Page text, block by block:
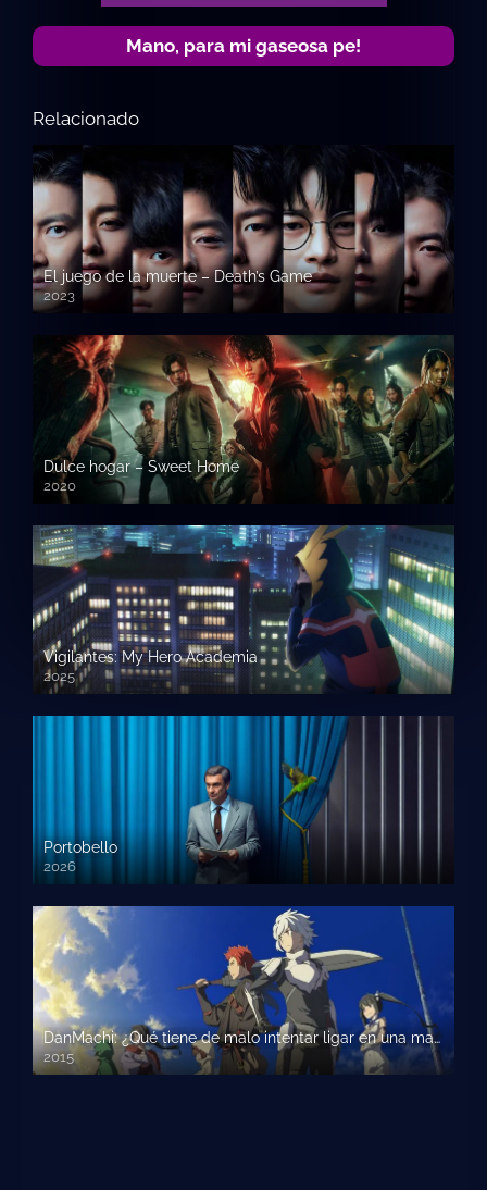
Mano, para mi gaseosa pe!
Relacionado
El juego de la muerte – Death’s Game
2023
Dulce hogar – Sweet Home
2020
Vigilantes: My Hero Academia
2025
Portobello
2026
DanMachi: ¿Qué tiene de malo intentar ligar en una mazmorra?
2015